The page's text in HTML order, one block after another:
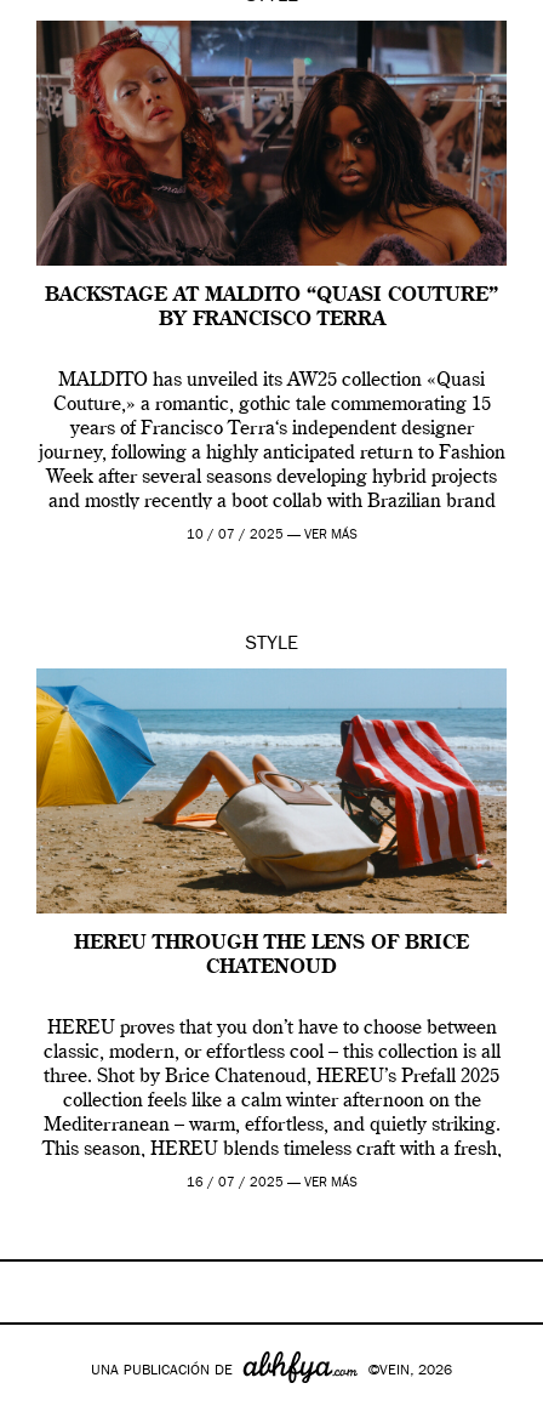
BACKSTAGE AT MALDITO “QUASI COUTURE”
BY FRANCISCO TERRA
MALDITO has unveiled its AW25 collection «Quasi
Couture,» a romantic, gothic tale commemorating 15
years of Francisco Terra‘s independent designer
journey, following a highly anticipated return to Fashion
Week after several seasons developing hybrid projects
and mostly recently a boot collab with Brazilian brand
Melissa. This fashion show is a component of Francisco
10 / 07 / 2025 — VER MÁS
STYLE
HEREU THROUGH THE LENS OF BRICE
CHATENOUD
HEREU proves that you don’t have to choose between
classic, modern, or effortless cool – this collection is all
three. Shot by Brice Chatenoud, HEREU’s Prefall 2025
collection feels like a calm winter afternoon on the
Mediterranean – warm, effortless, and quietly striking.
This season, HEREU blends timeless craft with a fresh,
contemporary vibe, creating […]
16 / 07 / 2025 — VER MÁS
UNA PUBLICACIÓN DE ©VEIN, 2026